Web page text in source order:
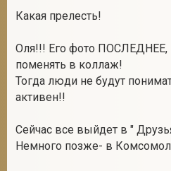
Какая прелесть!
Оля!!! Его фото ПОСЛЕДНЕЕ,
поменять в коллаж!
Тогда люди не будут
активен!!
Сейчас все выйдет в "
Немного позже- в